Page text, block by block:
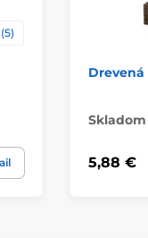
Drevená
5,88 €